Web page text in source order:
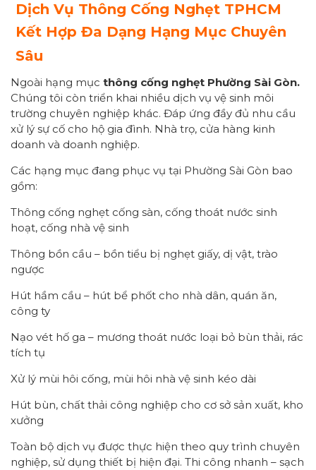
Dịch Vụ Thông Cống Nghẹt TPHCM
Kết Hợp Đa Dạng Hạng Mục Chuyên
Sâu
Ngoài hạng mục thông cống nghẹt Phường Sài Gòn.
Chúng tôi còn triển khai nhiều dịch vụ vệ sinh môi
trường chuyên nghiệp khác. Đáp ứng đầy đủ nhu cầu
xử lý sự cố cho hộ gia đình. Nhà trọ, cửa hàng kinh
doanh và doanh nghiệp.
Các hạng mục đang phục vụ tại Phường Sài Gòn bao
gồm:
Thông cống nghẹt cống sàn, cống thoát nước sinh
hoạt, cống nhà vệ sinh
Thông bồn cầu – bồn tiểu bị nghẹt giấy, dị vật, trào
ngược
Hút hầm cầu – hút bể phốt cho nhà dân, quán ăn,
công ty
Nạo vét hố ga – mương thoát nước loại bỏ bùn thải, rác
tích tụ
Xử lý mùi hôi cống, mùi hôi nhà vệ sinh kéo dài
Hút bùn, chất thải công nghiệp cho cơ sở sản xuất, kho
xưởng
Toàn bộ dịch vụ được thực hiện theo quy trình chuyên
nghiệp, sử dụng thiết bị hiện đại. Thi công nhanh – sạch